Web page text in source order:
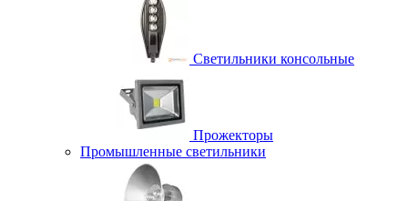
Светильники консольные
Прожекторы
Промышленные светильники